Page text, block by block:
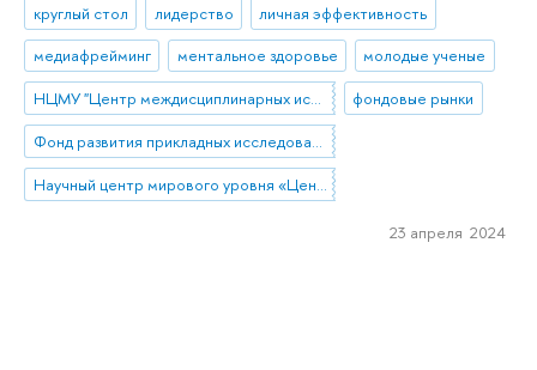
круглый стол
лидерство
личная эффективность
медиафрейминг
ментальное здоровье
молодые ученые
НЦМУ "Центр междисциплинарных исследований человеческого потенциала"
фондовые рынки
Фонд развития прикладных исследований НИУ ВШЭ
Научный центр мирового уровня «Центр междисциплинарных исследований человеческого потенциала»
23 апреля 2024